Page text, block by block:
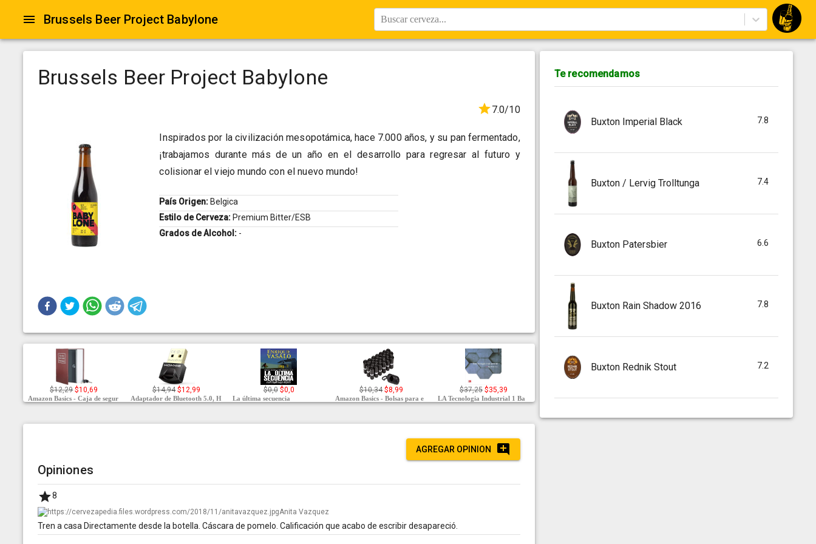
Brussels Beer Project Babylone Buscar cerveza...
Brussels Beer Project Babylone
7.0/10
Inspirados por la civilización mesopotámica, hace 7.000 años, y su pan fermentado,
¡trabajamos durante más de un año en el desarrollo para regresar al futuro y
colisionar el viejo mundo con el nuevo mundo!
País Origen: Belgica
Estilo de Cerveza: Premium Bitter/ESB
Grados de Alcohol: -
$12,29 $10,69
Amazon Basics - Caja de segur
$14,94 $12,99
Adaptador de Bluetooth 5.0, H
$0,0 $0,0
La última secuencia
$10,34 $8,99
Amazon Basics - Bolsas para e
$37,25 $35,39
LA Tecnologia Industrial 1 Ba
AGREGAR OPINION
Opiniones
8
Anita Vazquez
Tren a casa Directamente desde la botella. Cáscara de pomelo. Calificación que acabo de escribir desapareció.
Te recomendamos
Buxton Imperial Black 7.8
Buxton / Lervig Trolltunga 7.4
Buxton Patersbier 6.6
Buxton Rain Shadow 2016 7.8
Buxton Rednik Stout 7.2